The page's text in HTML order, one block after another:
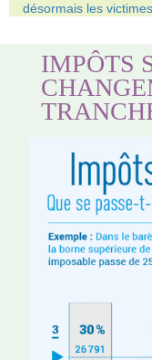
désormais les
IMPÔTS